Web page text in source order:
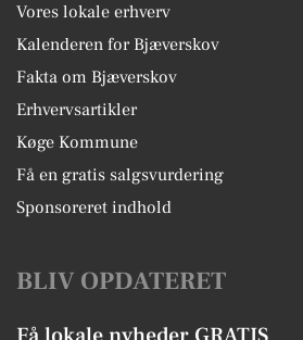
Vores lokale erhverv
Kalenderen for Bjæverskov
Fakta om Bjæverskov
Erhvervsartikler
Køge Kommune
Få en gratis salgsvurdering
Sponsoreret indhold
BLIV OPDATERET